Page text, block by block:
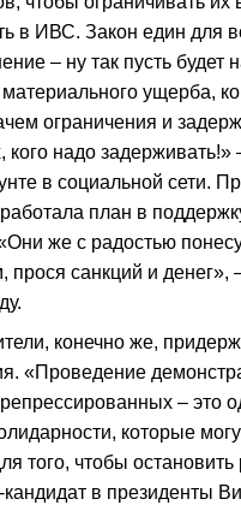
в ИВС. Закон един для
– ну так пусть будет
ущерба,
ограничения и
кого надо задерживать!»
в социальной сети.
план в
же с радостью
прося санкций и денег»,
конечно же,
«Проведение
– это
которые
того, чтобы
кандидат в президенты